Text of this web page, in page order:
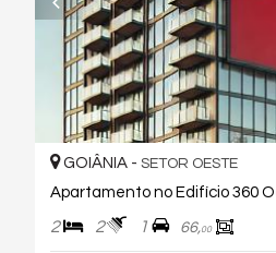
GOIÂNIA - SETOR OESTE
2 2 1 66,00